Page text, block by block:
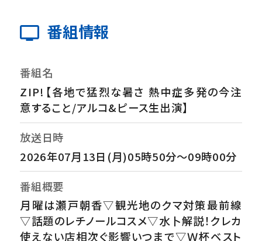
番組情報
番組名
ZIP!【各地で猛烈な暑さ 熱中症多発の今注
意すること/アルコ&ピース生出演】
放送日時
2026年07月13日(月)05時50分～09時00分
番組概要
月曜は瀬戸朝香▽観光地のクマ対策最前線
▽話題のレチノールコスメ▽水卜解説！クレカ
使えない店相次ぐ影響いつまで▽Ｗ杯ベスト